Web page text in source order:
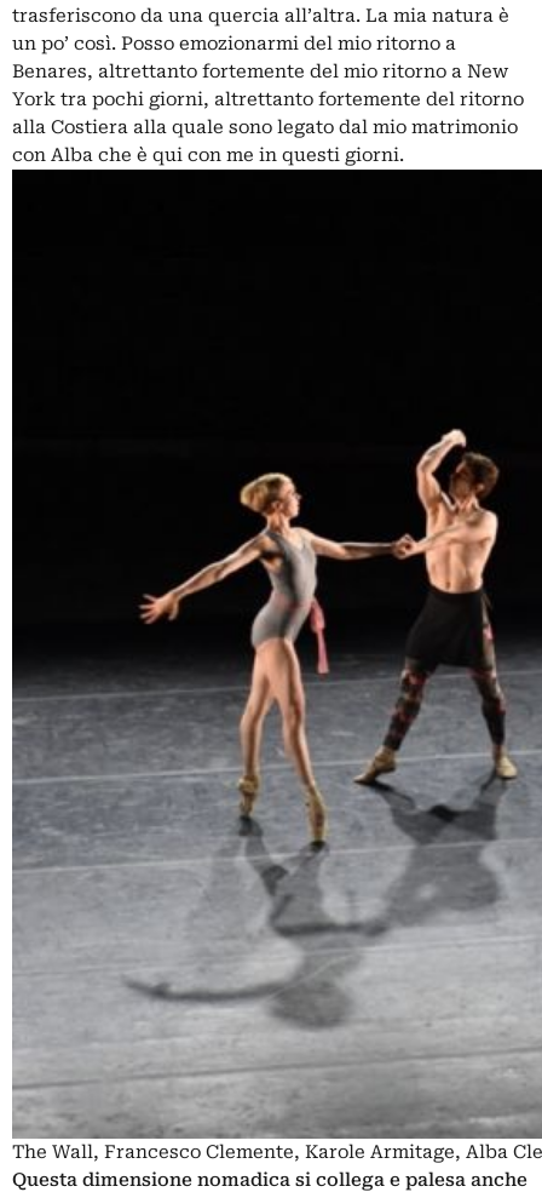
trasferiscono da una quercia all’altra. La mia natura è
un po’ così. Posso emozionarmi del mio ritorno a
Benares, altrettanto fortemente del mio ritorno a New
York tra pochi giorni, altrettanto fortemente del ritorno
alla Costiera alla quale sono legato dal mio matrimonio
con Alba che è qui con me in questi giorni.
The Wall, Francesco Clemente, Karole Armitage, Alba
Questa dimensione nomadica si collega e palesa anche